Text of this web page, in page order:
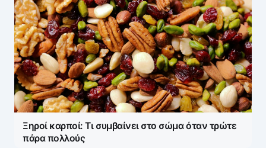
Ξηροί καρποί: Τι συμβαίνει στο σώμα όταν τρώτε
πάρα πολλούς